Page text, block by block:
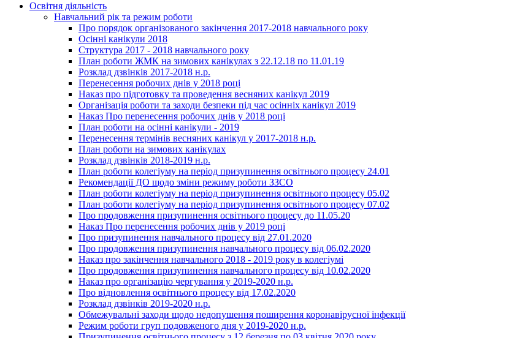
Освітня діяльність
Навчальний рік та режим роботи
Про порядок організованого закінчення 2017-2018 навчального року
Осінні канікули 2018
Структура 2017 - 2018 навчального року
План роботи ЖМК на зимових канікулах з 22.12.18 по 11.01.19
Розклад дзвінків 2017-2018 н.р.
Перенесення робочих днів у 2018 році
Наказ про підготовку та проведення весняних канікул 2019
Організація роботи та заходи безпеки під час осінніх канікул 2019
Наказ Про перенесення робочих днів у 2018 році
План роботи на осінні канікули - 2019
Перенесення термінів весняних канікул у 2017-2018 н.р.
План роботи на зимових канікулах
Розклад дзвінків 2018-2019 н.р.
План роботи колегіуму на період призупинення освітнього процесу 24.01
Рекомендації ДО щодо зміни режиму роботи ЗЗСО
План роботи колегіуму на період призупинення освітнього процесу 05.02
План роботи колегіуму на період призупинення освітнього процесу 07.02
Про продовження призупинення освітнього процесу до 11.05.20
Наказ Про перенесення робочих днів у 2019 році
Про призупинення навчального процесу від 27.01.2020
Про продовження призупинення навчального процесу від 06.02.2020
Наказ про закінчення навчального 2018 - 2019 року в колегіумі
Про продовження призупинення навчального процесу від 10.02.2020
Наказ про організацію чергування у 2019-2020 н.р.
Про відновлення освітнього процесу від 17.02.2020
Розклад дзвінків 2019-2020 н.р.
Обмежувальні заходи щодо недопушення поширення коронавірусної інфекції
Режим роботи груп подовженого дня у 2019-2020 н.р.